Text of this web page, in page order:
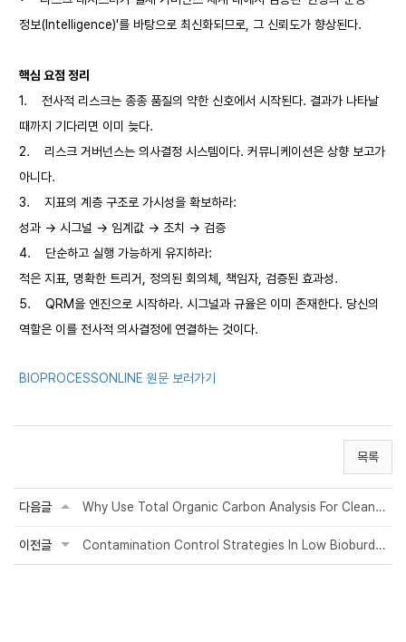
정보(Intelligence)'를 바탕으로 최신화되므로, 그 신뢰도가 향상된다.
핵심 요점 정리
1.
전사적 리스크는 종종 품질의 약한 신호에서 시작된다. 결과가 나타날
때까지 기다리면 이미 늦다.
2.
리스크 거버넌스는 의사결정 시스템이다. 커뮤니케이션은 상향 보고가
아니다.
3.
지표의 계층 구조로 가시성을 확보하라:
성과 → 시그널 → 임계값 → 조치 → 검증
4.
단순하고 실행 가능하게 유지하라:
적은 지표, 명확한 트리거, 정의된 회의체, 책임자, 검증된 효과성.
5.
QRM을 엔진으로 시작하라. 시그널과 규율은 이미 존재한다. 당신의
역할은 이를 전사적 의사결정에 연결하는 것이다.
BIOPROCESSONLINE 원문 보러가기
목록
다음글 Why Use Total Organic Carbon Analysis For Cleaning Validation?
이전글 Contamination Control Strategies In Low Bioburden Biologic Drug Substance Manufa...